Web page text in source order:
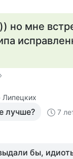
но мне
Липецких
лучше? 7
бы,